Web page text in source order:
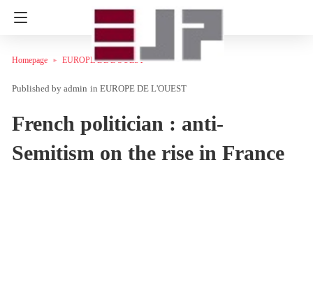
Homepage EUROPE DE L'OUEST
admin in EUROPE DE L'OUEST
French politician : anti-
Semitism on the rise in France